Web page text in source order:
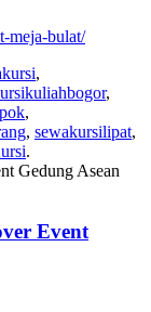
meja-bulat/
,
,
,
, sewakursilipat,
.
Event